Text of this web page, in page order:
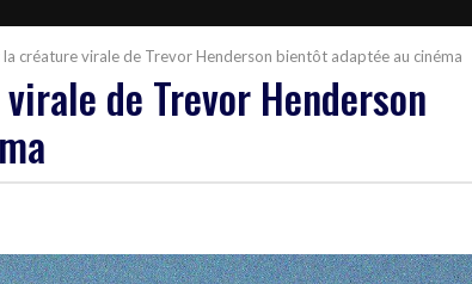
la créature virale de Trevor Henderson bientôt adaptée au cinéma
de Trevor Henderson